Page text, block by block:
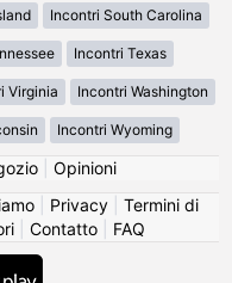
Incontri South Carolina
Incontri Texas
Virginia Incontri Washington
Incontri Wyoming
| Opinioni
| Privacy| Termini di
| Contatto| FAQ